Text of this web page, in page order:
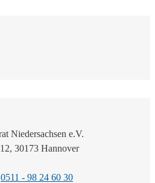
Niedersachsen e.V.
30173 Hannover
0511 - 98 24 60 30